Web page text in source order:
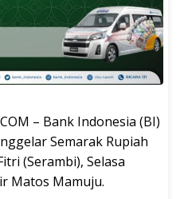
– Bank Indonesia (BI)
Semarak Rupiah
(Serambi), Selasa
Matos Mamuju.